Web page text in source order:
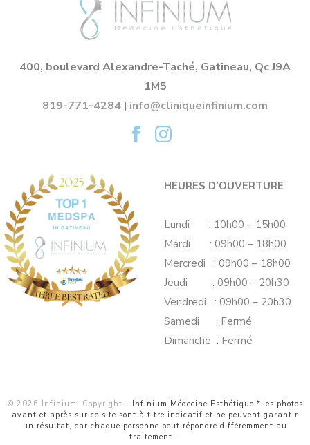
400, boulevard Alexandre-Taché, Gatineau, Qc J9A
1M5
819-771-4284 | info@cliniqueinfinium.com
HEURES D’OUVERTURE
Lundi : 10h00 – 15h00
Mardi : 09h00 – 18h00
Mercredi : 09h00 – 18h00
Jeudi : 09h00 – 20h30
Vendredi : 09h00 – 20h30
Samedi : Fermé
Dimanche : Fermé
© 2026 Infinium. Copyright - Infinium Médecine Esthétique *Les photos
avant et après sur ce site sont à titre indicatif et ne peuvent garantir
un résultat, car chaque personne peut répondre différemment au
traitement. .